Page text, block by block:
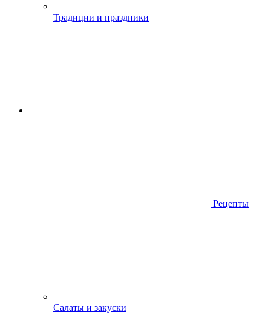
Традиции и праздники
Рецепты
Салаты и закуски